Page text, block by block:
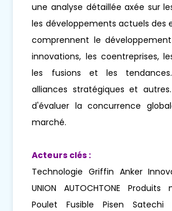
une analyse détaillée axée sur
les développements actuels des
comprennent le
innovations, les coentreprises,
les fusions et les tendances.
alliances stratégiques et
d'évaluer la concurrence
marché.
Acteurs clés :
Technologie Griffin Anker
UNION AUTOCHTONE Produits
Poulet Fusible Pisen Satechi